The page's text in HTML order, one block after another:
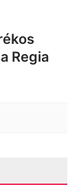
Regia